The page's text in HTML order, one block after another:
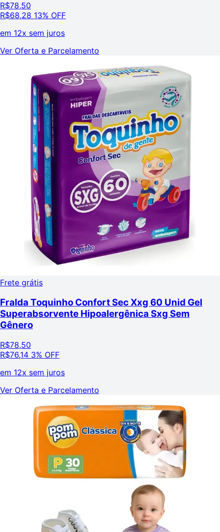
R$78,50
R$68,28 13% OFF
em 12x sem juros
Ver Oferta e Parcelamento
Frete grátis
Fralda Toquinho Confort Sec Xxg 60 Unid Gel
Superabsorvente Hipoalergênica Sxg Sem
Gênero
R$78,50
R$76,14 3% OFF
em 12x sem juros
Ver Oferta e Parcelamento